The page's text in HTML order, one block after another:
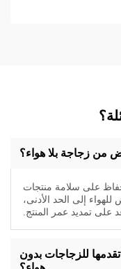
من زجاجة بلا هواء؟
على سلامة منتجات
إلى الحد الأدنى،
على تمديد عمر المنتج.
للزجاجات بدون